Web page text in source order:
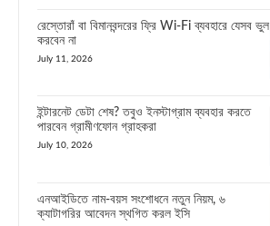
রেস্তোরাঁ বা বিমানবন্দরের ফ্রি Wi-Fi ব্যবহারে যেসব ভুল
করবেন না
July 11, 2026
ইন্টারনেট ডেটা শেষ? তবুও ইনস্টাগ্রাম ব্যবহার করতে
পারবেন গ্রামীণফোন গ্রাহকরা
July 10, 2026
এনআইডিতে নাম-বয়স সংশোধনে নতুন নিয়ম, ৬
ক্যাটাগরির আবেদন স্থগিত করল ইসি